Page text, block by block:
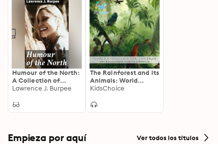
Humour of the North:
A Collection of
Northern Wit and
the Canadian
Lawrence J. Burpee
The Rainforest and its
Animals: World
Knowledge for
KidsChoice
Empieza por aquí Ver todos los títulos